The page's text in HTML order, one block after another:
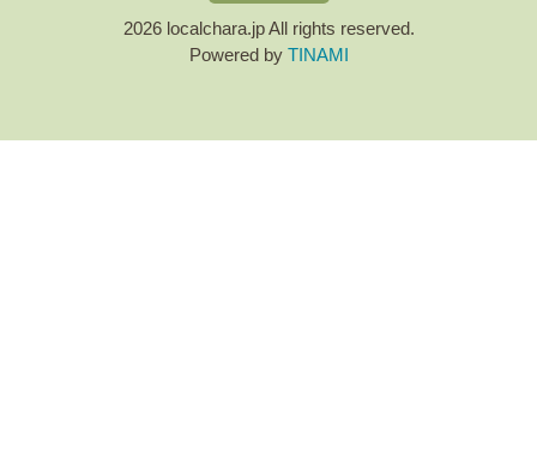
2026 localchara.jp All rights reserved.
Powered by TINAMI